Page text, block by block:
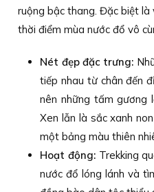
ruộng bậc thang. Đặc biệt
thời điểm mùa nước đổ vô
Nét đẹp đặc trưng:
tiếp nhau từ chân đến
nên những tấm gương
Xen lẫn là sắc xanh
một bảng màu thiên
Hoạt động:Trekking
nước đổ lóng lánh và